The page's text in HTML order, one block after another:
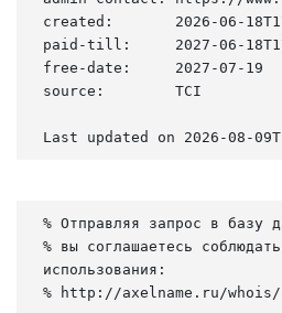
created:       2026-06-
paid-till:     2027-06-
free-date:     2027-07-19
source:        TCI
Last updated on 2026-08-
% Отправляя запрос в базу
% вы соглашаетесь
использования:
% http://axelname.ru/